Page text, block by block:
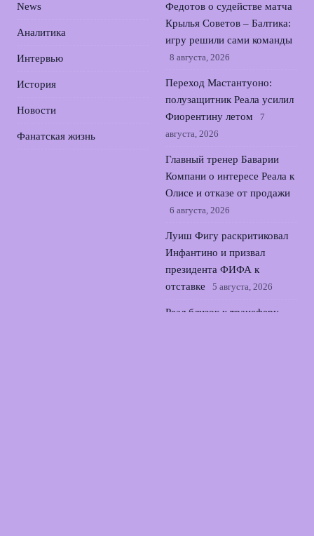
News
Аналитика
Интервью
История
Новости
Фанатская жизнь
Федотов о судействе матча
Крылья Советов – Балтика:
игру решили сами команды
8 августа, 2026
Переход Мастантуоно:
полузащитник Реала усилил
Фиорентину летом
7
августа, 2026
Главный тренер Баварии
Компани о интересе Реала к
Олисе и отказе от продажи
6 августа, 2026
Луиш Фигу раскритиковал
Инфантино и призвал
президента ФИФА к
отставке
5 августа, 2026
Реал близок к трансферу